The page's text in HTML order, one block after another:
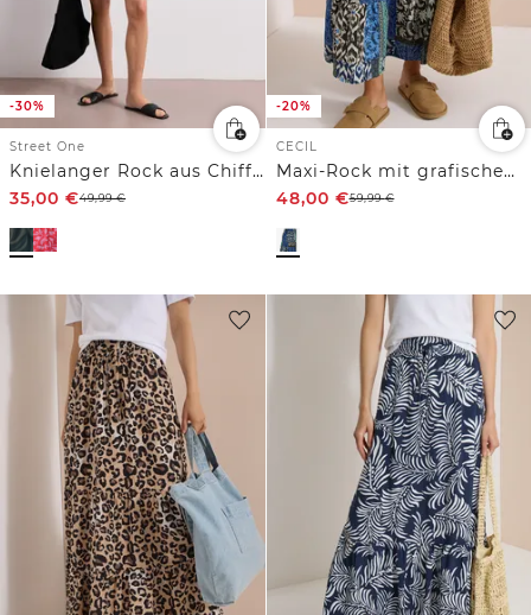
-30%
Street One
Knielanger Rock aus Chiffon mit Volants
35,00 €49,99€
-20%
CECIL
Maxi-Rock mit grafischem Muster
48,00 €59,99€